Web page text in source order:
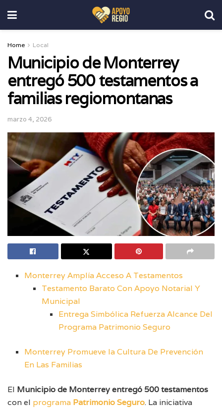
Home Local
Municipio de Monterrey
entregó 500 testamentos a
familias regiomontanas
marzo 4, 2026
Monterrey Amplía Acceso A Testamentos
Testamento Barato Con Apoyo Notarial Y
Municipal
Entrega Simbólica Refuerza Alcance Del
Programa Patrimonio Seguro
Monterrey Promueve la Cultura De Prevención
En Las Familias
El Municipio de Monterrey entregó 500 testamentos
con el programa Patrimonio Seguro. La iniciativa